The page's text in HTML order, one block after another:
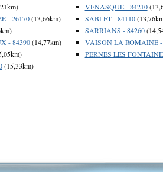
- 26170(13,66km)
- 84390(14,77km)
(15,33km)
VENASQUE - 84210
SABLET - 84110
SARRIANS - 84260
VAISON LA ROMAINE -
PERNES LES